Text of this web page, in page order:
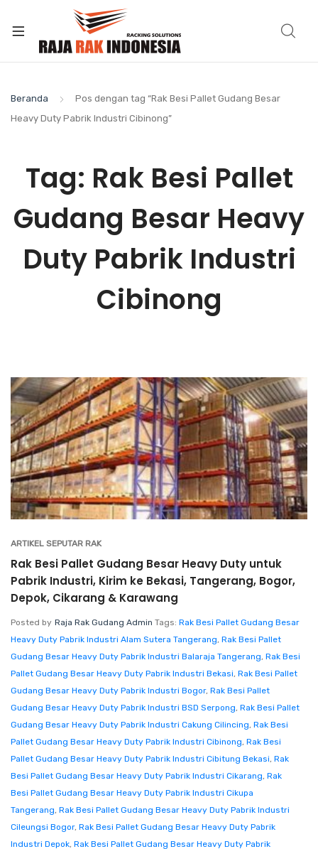
Beranda
Pos dengan tag “Rak Besi Pallet Gudang Besar
Heavy Duty Pabrik Industri Cibinong”
Tag: Rak Besi Pallet
Gudang Besar Heavy
Duty Pabrik Industri
Cibinong
ARTIKEL SEPUTAR RAK
Rak Besi Pallet Gudang Besar Heavy Duty untuk
Pabrik Industri, Kirim ke Bekasi, Tangerang, Bogor,
Depok, Cikarang & Karawang
Posted by Raja Rak Gudang Admin Tags: Rak Besi Pallet Gudang Besar
Heavy Duty Pabrik Industri Alam Sutera Tangerang, Rak Besi Pallet
Gudang Besar Heavy Duty Pabrik Industri Balaraja Tangerang, Rak Besi
Pallet Gudang Besar Heavy Duty Pabrik Industri Bekasi, Rak Besi Pallet
Gudang Besar Heavy Duty Pabrik Industri Bogor, Rak Besi Pallet
Gudang Besar Heavy Duty Pabrik Industri BSD Serpong, Rak Besi Pallet
Gudang Besar Heavy Duty Pabrik Industri Cakung Cilincing, Rak Besi
Pallet Gudang Besar Heavy Duty Pabrik Industri Cibinong, Rak Besi
Pallet Gudang Besar Heavy Duty Pabrik Industri Cibitung Bekasi, Rak
Besi Pallet Gudang Besar Heavy Duty Pabrik Industri Cikarang, Rak
Besi Pallet Gudang Besar Heavy Duty Pabrik Industri Cikupa
Tangerang, Rak Besi Pallet Gudang Besar Heavy Duty Pabrik Industri
Cileungsi Bogor, Rak Besi Pallet Gudang Besar Heavy Duty Pabrik
Industri Depok, Rak Besi Pallet Gudang Besar Heavy Duty Pabrik